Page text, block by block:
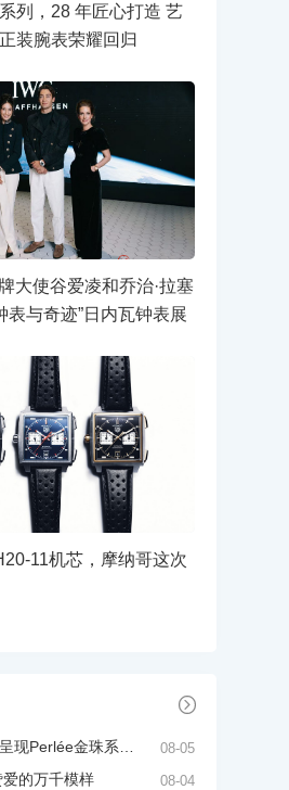
列，28 年匠心打造 艺
装腕表荣耀回归
大使谷爱凌和乔治·拉塞
表与奇迹”日内瓦钟表展
11机芯，摩纳哥这次

作 以欢愉意趣谱写夏日恋曲 08-05
的万千模样 08-04